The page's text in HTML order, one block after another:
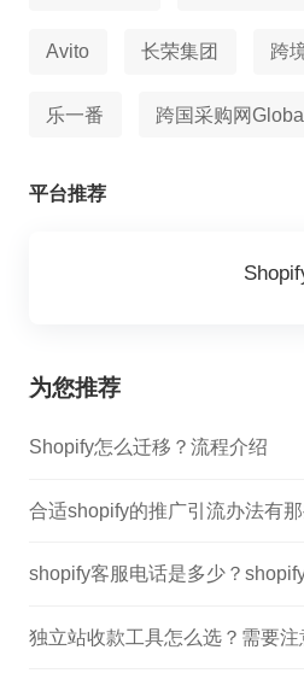
Avito 长荣集团 跨
乐一番 跨国采购网
平台推荐
为您推荐
Shopify怎么迁移？流程介绍
合适shopify的推广引流办法有
独立站收款工具怎么选？需要注